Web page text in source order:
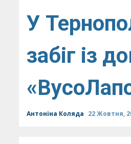
У
забіг із
Антоніна Коляда 22 Жовтня,